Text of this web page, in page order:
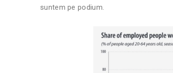
suntem pe podium.